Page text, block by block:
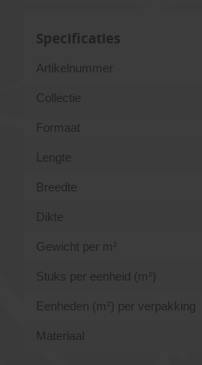
Specificaties
Artikelnummer
Collectie
Formaat
Lengte
Breedte
Dikte
Gewicht per m²
Stuks per eenheid (m²)
Eenheden (m²) per verpakking
Materiaal